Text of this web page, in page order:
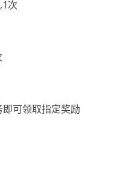
次
可领取指定奖励